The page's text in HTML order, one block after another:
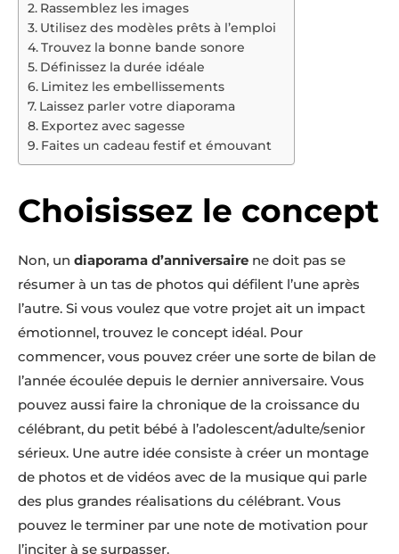
Rassemblez les images
Utilisez des modèles prêts à l’emploi
Trouvez la bonne bande sonore
Définissez la durée idéale
Limitez les embellissements
Laissez parler votre diaporama
Exportez avec sagesse
Faites un cadeau festif et émouvant
Choisissez le concept
Non, un diaporama d’anniversaire ne doit pas se
résumer à un tas de photos qui défilent l’une après
l’autre. Si vous voulez que votre projet ait un impact
émotionnel, trouvez le concept idéal. Pour
commencer, vous pouvez créer une sorte de bilan de
l’année écoulée depuis le dernier anniversaire. Vous
pouvez aussi faire la chronique de la croissance du
célébrant, du petit bébé à l’adolescent/adulte/senior
sérieux. Une autre idée consiste à créer un montage
de photos et de vidéos avec de la musique qui parle
des plus grandes réalisations du célébrant. Vous
pouvez le terminer par une note de motivation pour
l’inciter à se surpasser.